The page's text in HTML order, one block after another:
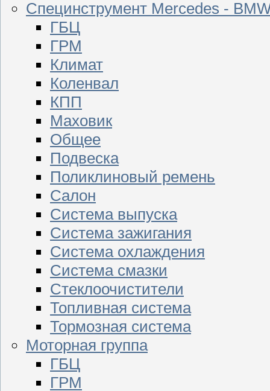
Специнструмент Mercedes -
ГБЦ
ГРМ
Климат
Коленвал
КПП
Маховик
Общее
Подвеска
Поликлиновый ремень
Салон
Система выпуска
Система зажигания
Система охлаждения
Система смазки
Стеклоочистители
Топливная система
Тормозная система
Моторная группа
ГБЦ
ГРМ